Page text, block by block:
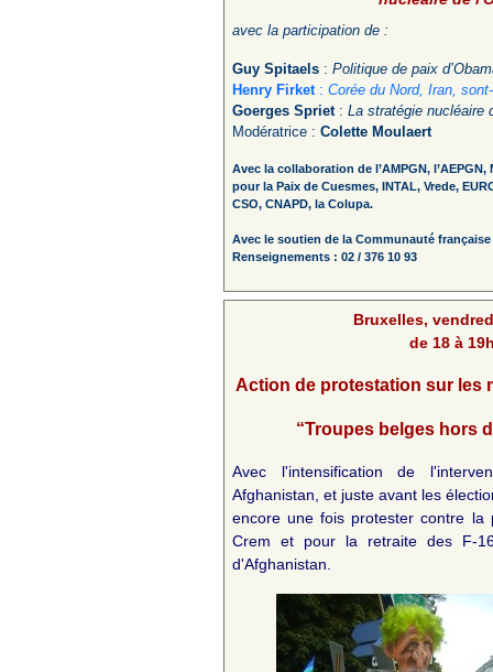
avec la participation de :
Guy Spitaels : Politique de paix
Henry Firket: Corée du Nord, Iran,
Goerges Spriet: La stratégie nucléaire
Modératrice : Colette Moulaert
Avec la collaboration de l’AMPGN,
pour la Paix de Cuesmes, INTAL, Vrede,
CSO, CNAPD, la Colupa.
Avec le soutien de la Communauté française
Renseignements : 02 / 376 10 93
Bruxelles,
de 18 à
Action de protestation sur les
“Troupes belges hors
Avec l'intensification de
Afghanistan, et juste avant les
encore une fois protester contre la
Crem et pour la retraite des F-
d'Afghanistan.